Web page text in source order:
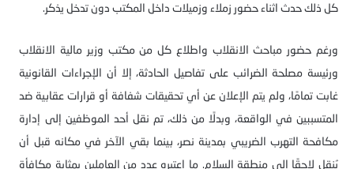
كل ذلك حدث اثناء حضور زملاء وزميلات داخل المكتب دون تدخل يذكر.
ورغم حضور مباحث الانقلاب واطلاع كل من مكتب وزير مالية الانقلاب
ورئيسة مصلحة الضرائب على تفاصيل الحادثة، إلا أن الإجراءات القانونية
غابت تمامًا، ولم يتم الإعلان عن أي تحقيقات شفافة أو قرارات عقابية ضد
المتسببين في الواقعة، وبدلًا من ذلك، تم نقل أحد الموظفين إلى إدارة
مكافحة التهرب الضريبي بمدينة نصر، بينما بقي الآخر في مكانه قبل أن
يُنقل لاحقًا إلى منطقة السلام. ما اعتبره عدد من العاملين بمثابة مكافأة